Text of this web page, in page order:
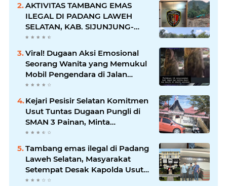
AKTIVITAS TAMBANG EMAS
ILEGAL DI PADANG LAWEH
SELATAN, KAB. SIJUNJUNG-
SUMBAR SEMAKIN
MERAJALELA
Viral! Dugaan Aksi Emosional
Seorang Wanita yang Memukul
Mobil Pengendara di Jalan
Khatib Sulaiman
Kejari Pesisir Selatan Komitmen
Usut Tuntas Dugaan Pungli di
SMAN 3 Painan, Minta
Inspektorat Sumbar Lakukan
Pemeriksaan
Tambang emas ilegal di Padang
Laweh Selatan, Masyarakat
Setempat Desak Kapolda Usut
Tuntas